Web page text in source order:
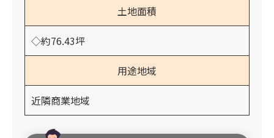
土地面積
◇約76.43坪
用途地域
近隣商業地域